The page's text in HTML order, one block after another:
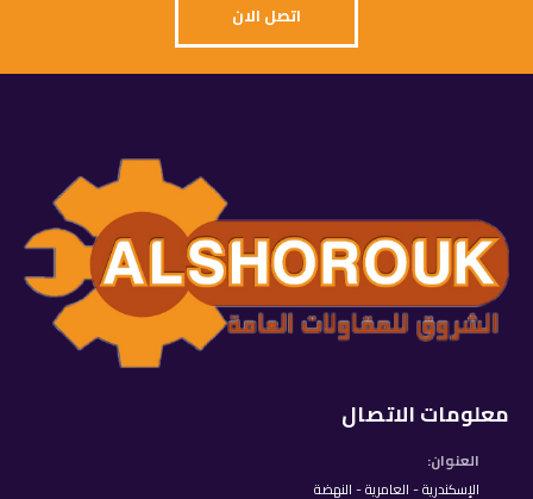
اتصل الان
معلومات الاتصال
العنوان:
الإسكندرية - العامرية - النهضة